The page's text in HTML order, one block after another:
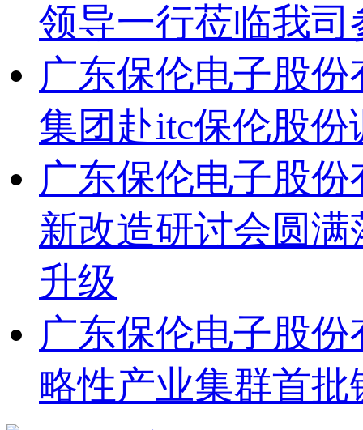
领导一行莅临我司
广东保伦电子股
集团赴itc保伦股
广东保伦电子股
新改造研讨会圆
升级
广东保伦电子股
略性产业集群首